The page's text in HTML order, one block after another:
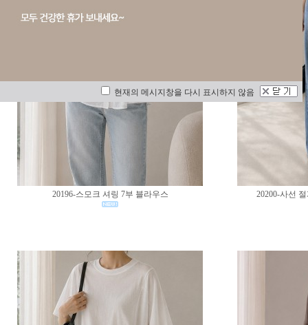
20196-스모크 셔링 7부 블라우스 20200-사선
현재의 메시지창을 다시 표시하지 않음